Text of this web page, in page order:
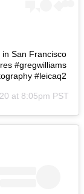
San Francisco
#gregwilliams
#leicaq2
at 8:05pm PST